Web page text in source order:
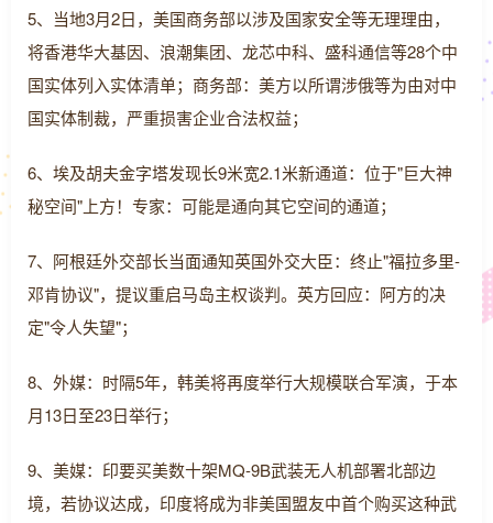
5、当地3月2日，美国商务部以涉及国家安全等无理理由，
将香港华大基因、浪潮集团、龙芯中科、盛科通信等28个中
国实体列入实体清单；商务部：美方以所谓涉俄等为由对中
国实体制裁，严重损害企业合法权益；
6、埃及胡夫金字塔发现长9米宽2.1米新通道：位于"巨大神
秘空间"上方！专家：可能是通向其它空间的通道；
7、阿根廷外交部长当面通知英国外交大臣：终止"福拉多里-
邓肯协议"，提议重启马岛主权谈判。英方回应：阿方的决
定"令人失望"；
8、外媒：时隔5年，韩美将再度举行大规模联合军演，于本
月13日至23日举行；
9、美媒：印要买美数十架MQ-9B武装无人机部署北部边
境，若协议达成，印度将成为非美国盟友中首个购买这种武